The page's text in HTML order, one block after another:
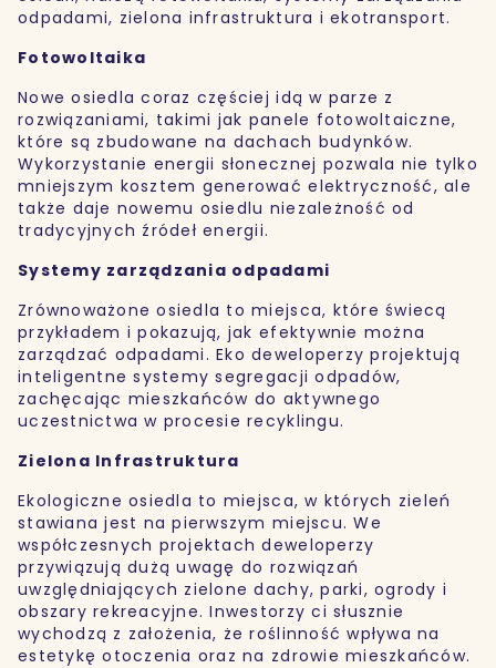
odpadami, zielona infrastruktura i ekotransport.
Fotowoltaika
Nowe osiedla coraz częściej idą w parze z
rozwiązaniami, takimi jak panele fotowoltaiczne,
które są zbudowane na dachach budynków.
Wykorzystanie energii słonecznej pozwala nie tylko
mniejszym kosztem generować elektryczność, ale
także daje nowemu osiedlu niezależność od
tradycyjnych źródeł energii.
Systemy zarządzania odpadami
Zrównoważone osiedla to miejsca, które świecą
przykładem i pokazują, jak efektywnie można
zarządzać odpadami. Eko deweloperzy projektują
inteligentne systemy segregacji odpadów,
zachęcając mieszkańców do aktywnego
uczestnictwa w procesie recyklingu.
Zielona Infrastruktura
Ekologiczne osiedla to miejsca, w których zieleń
stawiana jest na pierwszym miejscu. We
współczesnych projektach deweloperzy
przywiązują dużą uwagę do rozwiązań
uwzględniających zielone dachy, parki, ogrody i
obszary rekreacyjne. Inwestorzy ci słusznie
wychodzą z założenia, że roślinność wpływa na
estetykę otoczenia oraz na zdrowie mieszkańców.